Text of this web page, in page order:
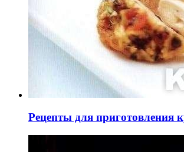
Рецепты для приготовления